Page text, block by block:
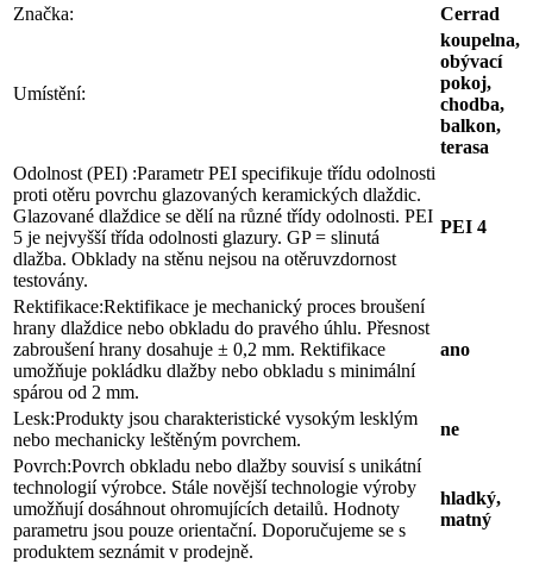
Značka: Cerrad
Umístění:
koupelna,
obývací
pokoj,
chodba,
balkon,
terasa
Odolnost (PEI) :Parametr PEI specifikuje třídu odolnosti
proti otěru povrchu glazovaných keramických dlaždic.
Glazované dlaždice se dělí na různé třídy odolnosti. PEI
5 je nejvyšší třída odolnosti glazury. GP = slinutá
dlažba. Obklady na stěnu nejsou na otěruvzdornost
testovány.
PEI 4
Rektifikace:Rektifikace je mechanický proces broušení
hrany dlaždice nebo obkladu do pravého úhlu. Přesnost
zabroušení hrany dosahuje ± 0,2 mm. Rektifikace
umožňuje pokládku dlažby nebo obkladu s minimální
spárou od 2 mm.
ano
Lesk:Produkty jsou charakteristické vysokým lesklým
nebo mechanicky leštěným povrchem.
ne
Povrch:Povrch obkladu nebo dlažby souvisí s unikátní
technologií výrobce. Stále novější technologie výroby
umožňují dosáhnout ohromujících detailů. Hodnoty
parametru jsou pouze orientační. Doporučujeme se s
produktem seznámit v prodejně.
hladký,
matný